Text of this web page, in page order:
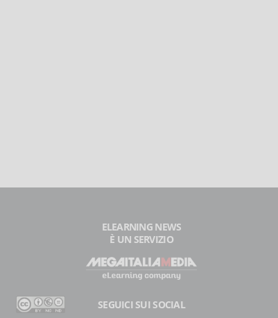
ELEARNING NEWS
È UN SERVIZIO
SEGUICI SUI SOCIAL